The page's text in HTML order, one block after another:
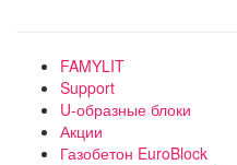
FAMYLIT
Support
U-образные блоки
Акции
Газобетон EuroBlock